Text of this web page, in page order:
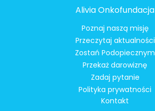
Alivia Onkofundacja
Poznaj naszą misję
Przeczytaj aktualności
Zostań Podopiecznym
Przekaż darowiznę
Zadaj pytanie
Polityka prywatności
Kontakt